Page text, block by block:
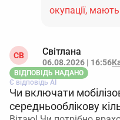
окупації,
СВ Світлана
06.08.2026 | 16:56
ВІДПОВІДЬ НАДАНО
Є відповідь АІ
Чи включати
середньооблікову